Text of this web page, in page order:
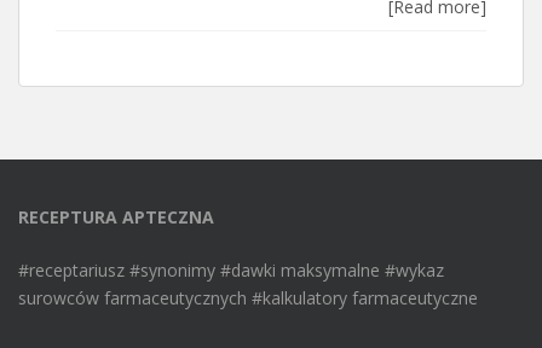
[Read more]
RECEPTURA APTECZNA
#receptariusz #synonimy #dawki maksymalne #wykaz
surowców farmaceutycznych #kalkulatory farmaceutyczne